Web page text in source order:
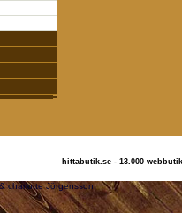
hittabutik.se - 13.000
& charlotte